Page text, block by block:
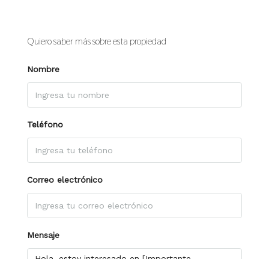
Quiero saber más sobre esta propiedad
Nombre
Teléfono
Correo electrónico
Mensaje